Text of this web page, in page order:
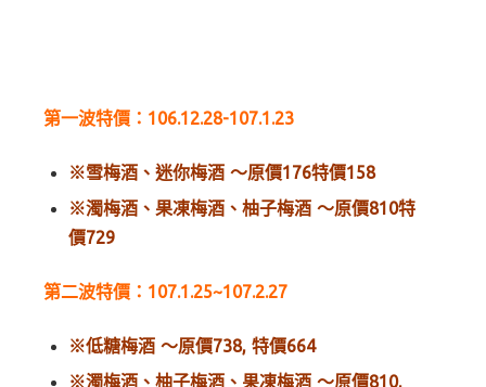
第一波特價：106.12.28-107.1.23
※雪梅酒、迷你梅酒 ～原價176特價158
※濁梅酒、果凍梅酒、柚子梅酒 ～原價810特
價729
第二波特價：107.1.25~107.2.27
※低糖梅酒 ～原價738, 特價664
※濁梅酒、柚子梅酒、果凍梅酒 ～原價810,